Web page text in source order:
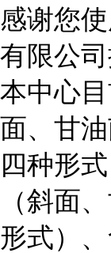
感谢您
有限公
本中心
面、甘
四种形
（斜面
形式）